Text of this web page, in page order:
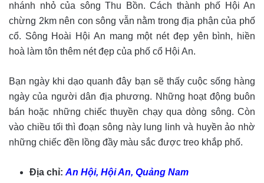
nhánh nhỏ của sông Thu Bồn. Cách thành phố Hội An
chừng 2km nên con sông vẫn nằm trong địa phận của phố
cổ. Sông Hoài Hội An mang một nét đẹp yên bình, hiền
hoà làm tôn thêm nét đẹp của phố cổ Hội An.
Bạn ngày khi dạo quanh đây bạn sẽ thấy cuộc sống hàng
ngày của người dân địa phương. Những hoạt động buôn
bán hoặc những chiếc thuyền chạy qua dòng sông. Còn
vào chiều tối thì đoạn sông này lung linh và huyền ảo nhờ
những chiếc đền lồng đầy màu sắc được treo khắp phố.
Địa chỉ: An Hội, Hội An, Quảng Nam